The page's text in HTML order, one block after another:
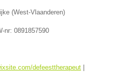
(West-Vlaanderen)
nr: 0891857590
defeesttherapeut |